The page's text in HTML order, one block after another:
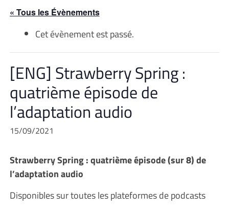
« Tous les Évènements
Cet évènement est passé.
[ENG] Strawberry Spring :
quatrième épisode de
l’adaptation audio
15/09/2021
Strawberry Spring : quatrième épisode (sur 8) de
l’adaptation audio
Disponibles sur toutes les plateformes de podcasts